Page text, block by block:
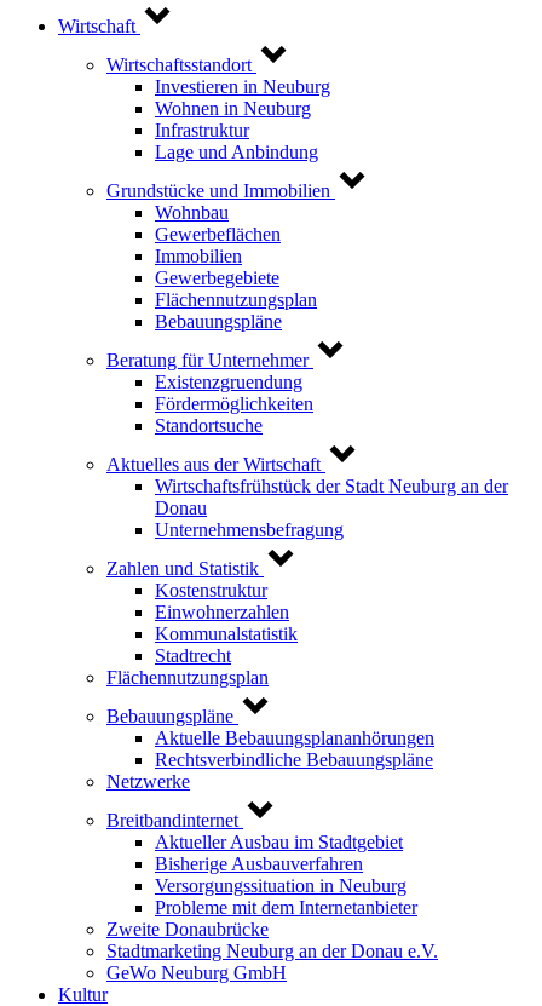
Wirtschaft
Wirtschaftsstandort
Investieren in Neuburg
Wohnen in Neuburg
Infrastruktur
Lage und Anbindung
Grundstücke und Immobilien
Wohnbau
Gewerbeflächen
Immobilien
Gewerbegebiete
Flächennutzungsplan
Bebauungspläne
Beratung für Unternehmer
Existenzgruendung
Fördermöglichkeiten
Standortsuche
Aktuelles aus der Wirtschaft
Wirtschaftsfrühstück der Stadt Neuburg an der
Donau
Unternehmensbefragung
Zahlen und Statistik
Kostenstruktur
Einwohnerzahlen
Kommunalstatistik
Stadtrecht
Flächennutzungsplan
Bebauungspläne
Aktuelle Bebauungsplananhörungen
Rechtsverbindliche Bebauungspläne
Netzwerke
Breitbandinternet
Aktueller Ausbau im Stadtgebiet
Bisherige Ausbauverfahren
Versorgungssituation in Neuburg
Probleme mit dem Internetanbieter
Zweite Donaubrücke
Stadtmarketing Neuburg an der Donau e.V.
GeWo Neuburg GmbH
Kultur